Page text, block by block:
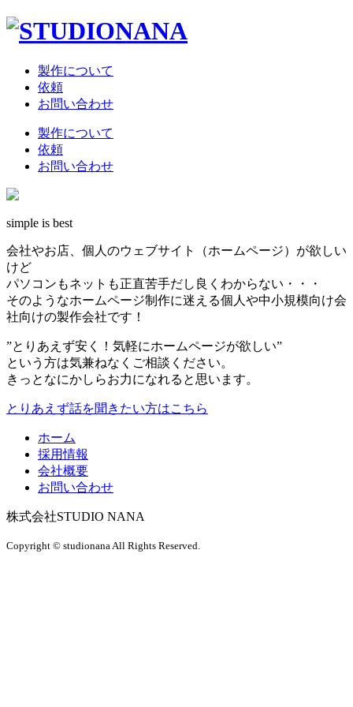
製作について
依頼
お問い合わせ
製作について
依頼
お問い合わせ
simple is best
会社やお店、個人のウェブサイト（ホームページ）が欲しい
けど
パソコンもネットも正直苦手だし良くわからない・・・
そのようなホームページ制作に迷える個人や中小規模向け会
社向けの製作会社です！
”とりあえず安く！気軽にホームページが欲しい”
という方は気兼ねなくご相談ください。
きっとなにかしらお力になれると思います。
とりあえず話を聞きたい方はこちら
ホーム
採用情報
会社概要
お問い合わせ
株式会社STUDIO NANA
Copyright © studionana All Rights Reserved.